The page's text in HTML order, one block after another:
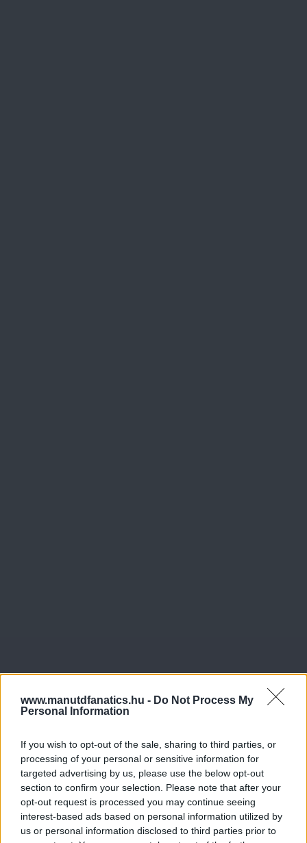
www.manutdfanatics.hu - Do Not Process My
Personal Information
If you wish to opt-out of the sale, sharing to third parties, or
processing of your personal or sensitive information for
targeted advertising by us, please use the below opt-out
section to confirm your selection. Please note that after your
opt-out request is processed you may continue seeing
interest-based ads based on personal information utilized by
us or personal information disclosed to third parties prior to